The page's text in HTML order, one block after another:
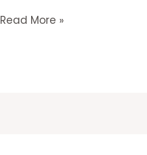
Read More »